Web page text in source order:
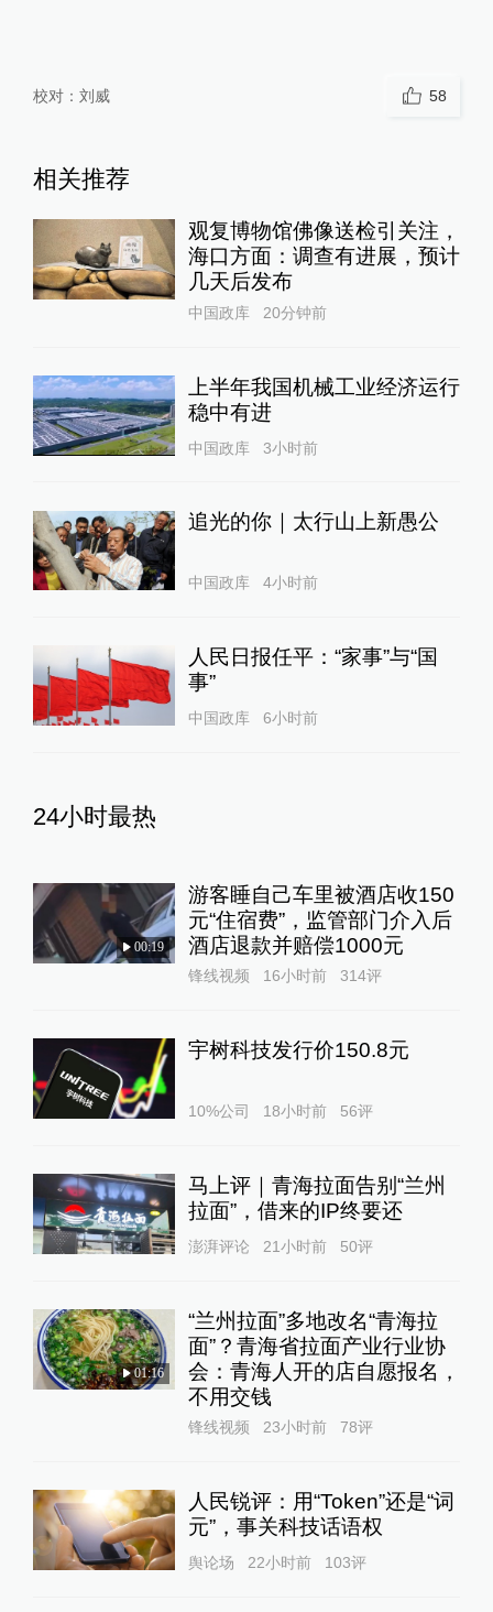
校对： 刘威 58
相关推荐
观复博物馆佛像送检引关注，
海口方面：调查有进展，预计
几天后发布
中国政库 20分钟前
上半年我国机械工业经济运行
稳中有进
中国政库 3小时前
追光的你｜太行山上新愚公
中国政库 4小时前
人民日报任平：“家事”与“国
事”
中国政库 6小时前
24小时最热
00:19
游客睡自己车里被酒店收150
元“住宿费”，监管部门介入后
酒店退款并赔偿1000元
锋线视频 16小时前 314评
宇树科技发行价150.8元
10%公司 18小时前 56评
马上评｜青海拉面告别“兰州
拉面”，借来的IP终要还
澎湃评论 21小时前 50评
01:16
“兰州拉面”多地改名“青海拉
面”？青海省拉面产业行业协
会：青海人开的店自愿报名，
不用交钱
锋线视频 23小时前 78评
人民锐评：用“Token”还是“词
元”，事关科技话语权
舆论场 22小时前 103评